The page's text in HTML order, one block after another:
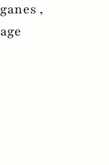
,